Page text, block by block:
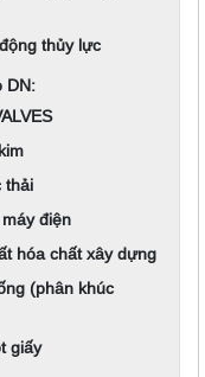
thủy lực
DN:
thải
điện
hóa chất xây dựng
(phân khúc
giấy